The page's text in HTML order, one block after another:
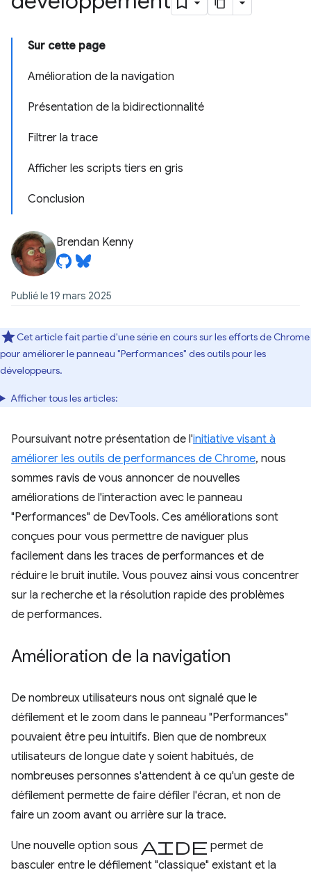
Sur cette page
Amélioration de la navigation
Présentation de la bidirectionnalité
Filtrer la trace
Afficher les scripts tiers en gris
Conclusion
Brendan Kenny
Publié le 19 mars 2025
Cet article fait partie d'une série en cours sur les efforts de Chrome
pour améliorer le panneau "Performances" des outils pour les
développeurs.
Afficher tous les articles:
Poursuivant notre présentation de l'initiative visant à
améliorer les outils de performances de Chrome, nous
sommes ravis de vous annoncer de nouvelles
améliorations de l'interaction avec le panneau
"Performances" de DevTools. Ces améliorations sont
conçues pour vous permettre de naviguer plus
facilement dans les traces de performances et de
réduire le bruit inutile. Vous pouvez ainsi vous concentrer
sur la recherche et la résolution rapide des problèmes
de performances.
Amélioration de la navigation
De nombreux utilisateurs nous ont signalé que le
défilement et le zoom dans le panneau "Performances"
pouvaient être peu intuitifs. Bien que de nombreux
utilisateurs de longue date y soient habitués, de
nombreuses personnes s'attendent à ce qu'un geste de
défilement permette de faire défiler l'écran, et non de
faire un zoom avant ou arrière sur la trace.
Une nouvelle option sous Aide permet de
basculer entre le défilement "classique" existant et la